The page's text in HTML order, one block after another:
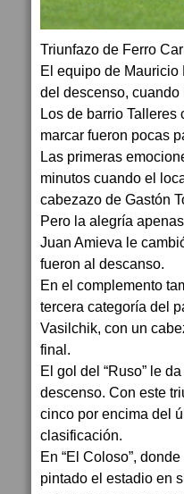
Triunfazo de Ferro
El equipo de
del descenso, cuando
Los de barrio
marcar fueron pocas
Las primeras
minutos cuando el
cabezazo de Gastón
Pero la alegría
Juan Amieva le
fueron al descanso.
En el complemento
tercera categoría del
Vasilchik, con un
final.
El gol del “Ruso” le
descenso. Con este
cinco por encima del
clasificación.
En “El Coloso”,
pintado el estadio en